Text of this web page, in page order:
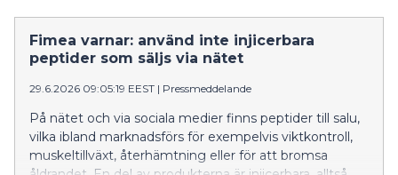
Fimea varnar: använd inte injicerbara
peptider som säljs via nätet
29.6.2026 09:05:19 EEST | Pressmeddelande
På nätet och via sociala medier finns peptider till salu,
vilka ibland marknadsförs för exempelvis viktkontroll,
muskeltillväxt, återhämtning eller för att bromsa